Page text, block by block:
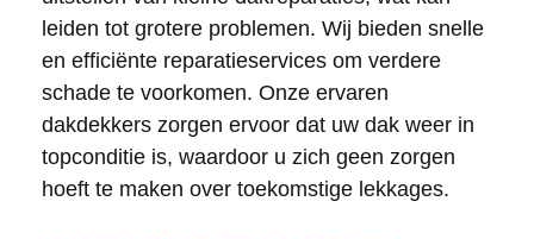
leiden tot grotere problemen. Wij bieden snelle
en efficiënte reparatieservices om verdere
schade te voorkomen. Onze ervaren
dakdekkers zorgen ervoor dat uw dak weer in
topconditie is, waardoor u zich geen zorgen
hoeft te maken over toekomstige lekkages.